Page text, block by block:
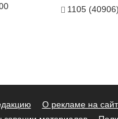
1105 (40906)
О рекламе на